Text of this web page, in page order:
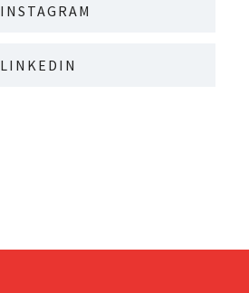
INSTAGRAM
LINKEDIN